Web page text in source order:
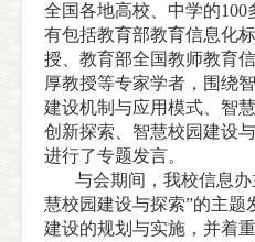
全国各地高校、中学的
有包括教育部教育信息化
授、教育部全国教师教育
厚教授等专家学者，围绕
建设机制与应用模式、智
创新探索、智慧校园建设
进行了专题发言。
与会期间，我校信息
慧校园建设与探索”的主题
建设的规划与实施，并着